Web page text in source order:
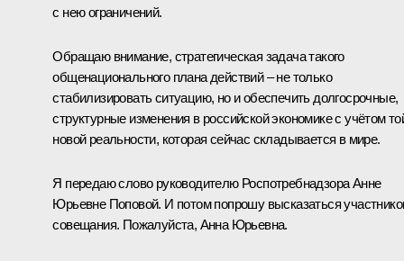
с нею ограничений.
Обращаю внимание, стратегическая задача такого
общенационального плана действий – не только
стабилизировать ситуацию, но и обеспечить долгосрочные,
структурные изменения в российской экономике с учётом
новой реальности, которая сейчас складывается в мире.
Я передаю слово руководителю Роспотребнадзора Анне
Юрьевне Поповой. И потом попрошу высказаться
совещания. Пожалуйста, Анна Юрьевна.